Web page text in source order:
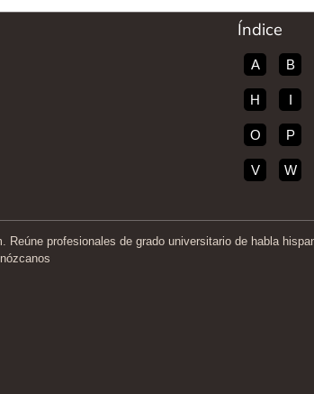
Índice
A B
H I
O P
V W
Reúne profesionales de grado universitario de habla